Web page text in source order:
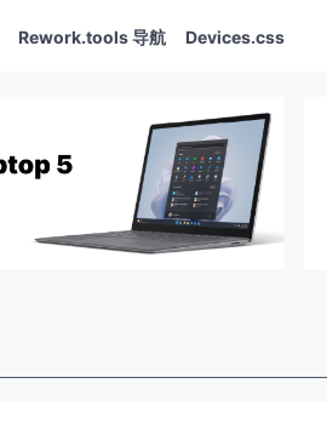
Rework.tools 导航 Devices.css